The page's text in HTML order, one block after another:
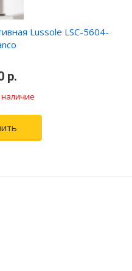
Lussole LSC-5604-
р.